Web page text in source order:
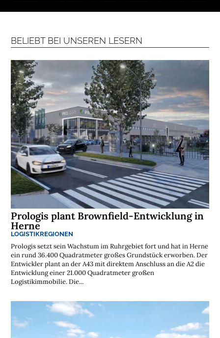
BELIEBT BEI UNSEREN LESERN
Prologis plant Brownfield-Entwicklung in
Herne
LOGISTIKREGIONEN
Prologis setzt sein Wachstum im Ruhrgebiet fort und hat in Herne
ein rund 36.400 Quadratmeter großes Grundstück erworben. Der
Entwickler plant an der A43 mit direktem Anschluss an die A2 die
Entwicklung einer 21.000 Quadratmeter großen
Logistikimmobilie. Die...